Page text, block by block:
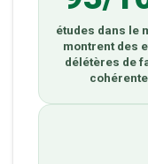
études dans le
montrent des
délétères de
cohérente